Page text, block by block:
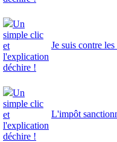
Un
simple clic
et
l'explication
déchire !
Je suis contre
Un
simple clic
et
l'explication
déchire !
L'impôt